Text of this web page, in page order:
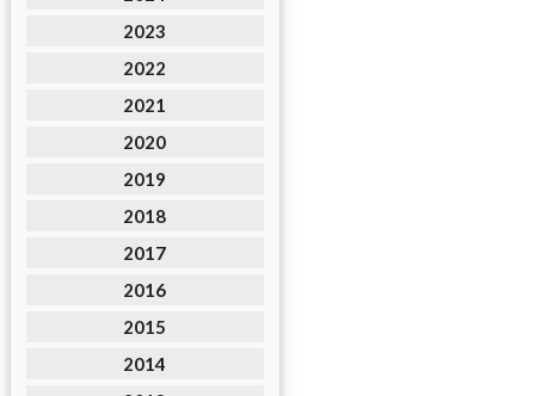
2023
2022
2021
2020
2019
2018
2017
2016
2015
2014